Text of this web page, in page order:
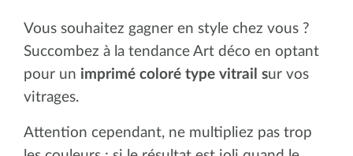
Vous souhaitez gagner en style chez vous ?
Succombez à la tendance Art déco en optant
pour un imprimé coloré type vitrail sur vos
vitrages.
Attention cependant, ne multipliez pas trop